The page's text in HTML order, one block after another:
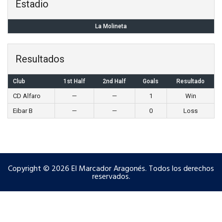
Estadio
La Molineta
Resultados
Club 1st Half 2nd Half Goals Resultado
CD Alfaro — — 1
Win
Eibar B
— — 0 Loss
Copyright © 2026 El Marcador Aragonés. Todos los derechos
reservados.